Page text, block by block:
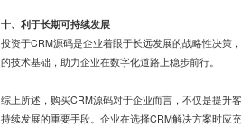
十、利于长期可持续发展
投资于CRM源码是企业着眼于长远发展的战略性决策
的技术基础，助力企业在数字化道路上稳步前行。
综上所述，购买CRM源码对于企业而言，不仅是提升
持续发展的重要手段。企业在选择CRM解决方案时应